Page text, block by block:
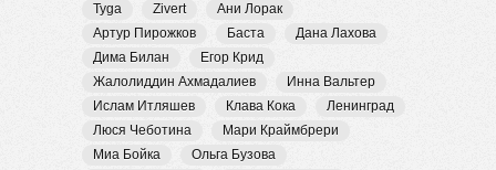
Tyga
Zivert
Ани Лорак
Артур Пирожков
Баста
Дана Лахова
Дима Билан
Егор Крид
Жалолиддин Ахмадалиев
Инна Вальтер
Ислам Итляшев
Клава Кока
Ленинград
Люся Чеботина
Мари Краймбрери
Миа Бойка
Ольга Бузова